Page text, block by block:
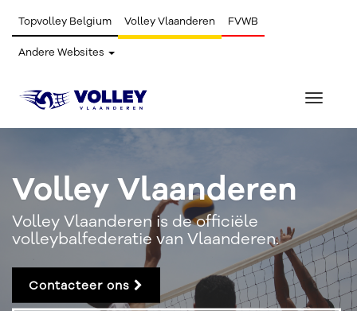
Topvolley Belgium Volley Vlaanderen FVWB
Andere Websites
Toggle
Volley Vlaanderen
Volley Vlaanderen is de officiële
volleybalfederatie van Vlaanderen.
Contacteer ons